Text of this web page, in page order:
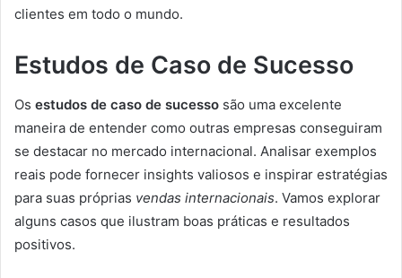
clientes em todo o mundo.
Estudos de Caso de Sucesso
Os estudos de caso de sucesso são uma excelente
maneira de entender como outras empresas conseguiram
se destacar no mercado internacional. Analisar exemplos
reais pode fornecer insights valiosos e inspirar estratégias
para suas próprias vendas internacionais. Vamos explorar
alguns casos que ilustram boas práticas e resultados
positivos.